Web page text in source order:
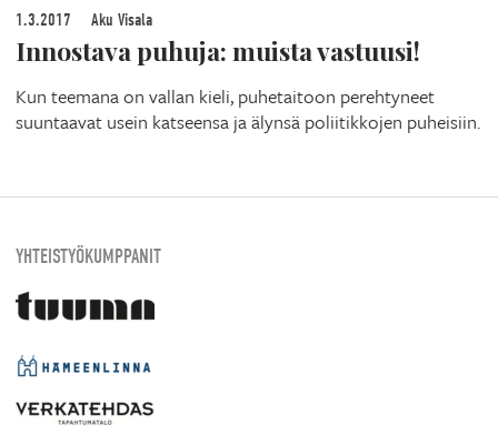
1.3.2017 Aku Visala
Innostava puhuja: muista vastuusi!
Kun teemana on vallan kieli, puhetaitoon perehtyneet
suuntaavat usein katseensa ja älynsä poliitikkojen puheisiin.
YHTEISTYÖKUMPPANIT